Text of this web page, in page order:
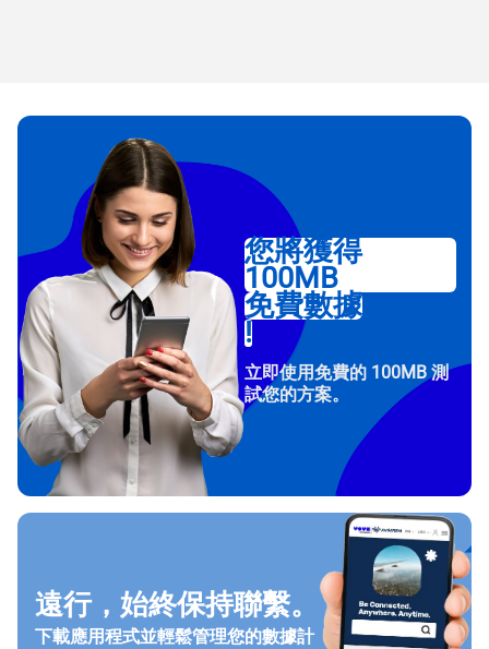
您將獲得
100MB
免費數據
!
立即使用免費的 100MB 測
試您的方案。
遠行，始終保持聯繫。
下載應用程式並輕鬆管理您的數據計